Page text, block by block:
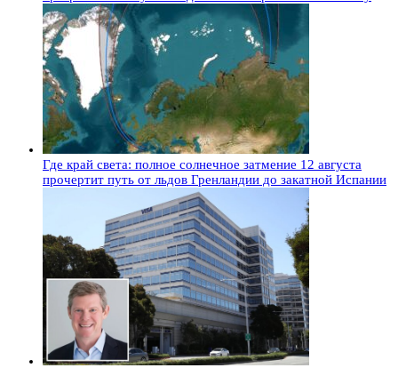
Где край света: полное солнечное затмение 12 августа
прочертит путь от льдов Гренландии до закатной Испании